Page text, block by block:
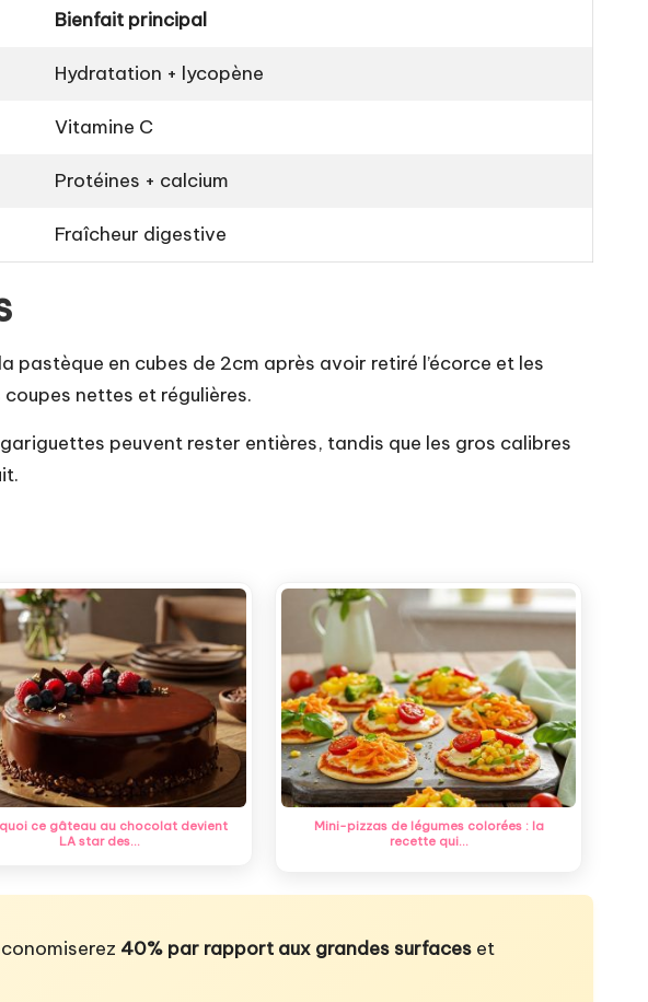
Bienfait principal
Hydratation + lycopène
Vitamine C
Protéines + calcium
Fraîcheur digestive
pastèque en cubes de 2cm après avoir retiré l’écorce et les
nettes et régulières.
peuvent rester entières, tandis que les gros calibres
ce gâteau au chocolat devient
LA star des…
Mini-pizzas de légumes colorées : la
recette qui…
40% par rapport aux grandes surfaces et